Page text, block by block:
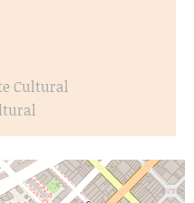
Cultural